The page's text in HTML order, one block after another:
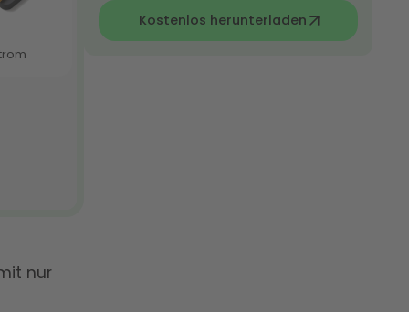
nur
Kostenlos herunterladen